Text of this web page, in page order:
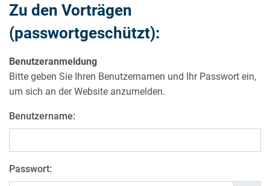
Zu den Vorträgen
(passwortgeschützt):
Benutzeranmeldung
Bitte geben Sie Ihren Benutzernamen und Ihr Passwort ein,
um sich an der Website anzumelden.
Benutzername:
Passwort: